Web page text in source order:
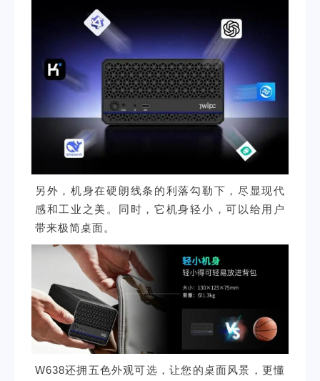
另外，机身在硬朗线条的利落勾勒下，尽显现代
感和工业之美。同时，它机身轻小，可以给用户
带来极简桌面。
W638还拥五色外观可选，让您的桌面风景，更懂